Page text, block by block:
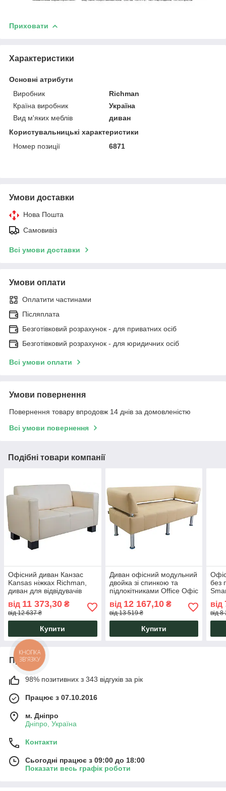
Приховати
Характеристики
Основні атрибути
Виробник
Richman
Країна виробник
Україна
Вид м'яких меблів
диван
Користувальницькі характеристики
Номер позиції
6871
Умови доставки
Нова Пошта
Самовивіз
Всі умови доставки
Умови оплати
Оплатити частинами
Післяплата
Безготівковий розрахунок - для приватних осіб
Безготівковий розрахунок - для юридичних осіб
Всі умови оплати
Умови повернення
Повернення товару впродовж 14 днів за домовленістю
Всі умови повернення
Подібні товари компанії
Офісний диван Канзас
Kansas ніжках Richman,
диван для відвідувачів
підлокітниками
від 11 373,30 ₴
від 12 637 ₴
Купити
Диван офісний модульний
двойка зі спинкою та
підлокітниками Office Офіс
відвідувачів Richman
від 12 167,10₴
від 13 519 ₴
Купити
без
від
від
Про нас
98% позитивних з 343 відгуків за рік
Працює з 07.10.2016
м. Дніпро
Дніпро, Україна
Контакти
Сьогодні працює з 09:00 до 18:00
Показати весь графік роботи
КНОПКА
ЗВ'ЯЗКУ